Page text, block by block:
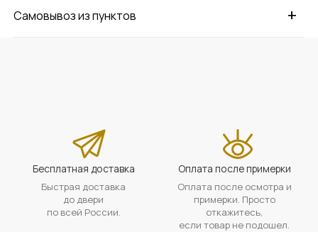
+
Самовывоз из пунктов
Бесплатная доставка
Быстрая доставка
до двери
по всей России.
Оплата после примерки
Оплата после осмотра и
примерки. Просто
откажитесь,
если товар не подошел.